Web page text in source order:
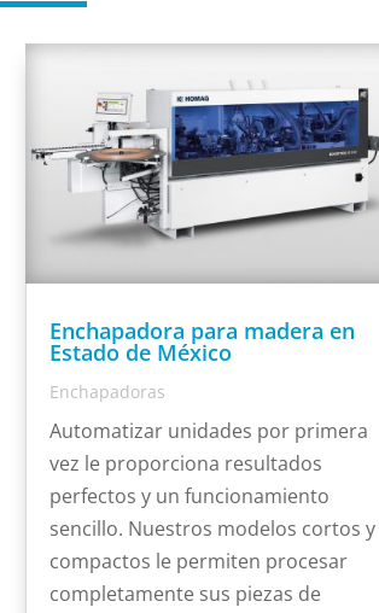
Enchapadora para madera en
Estado de México
Enchapadoras
Automatizar unidades por primera
vez le proporciona resultados
perfectos y un funcionamiento
sencillo. Nuestros modelos cortos y
compactos le permiten procesar
completamente sus piezas de